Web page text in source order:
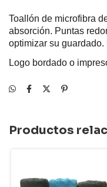
Toallón de microfibra
absorción. Puntas
optimizar su
Logo bordado o
Productos